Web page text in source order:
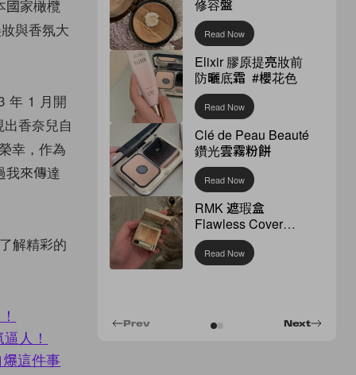
國家橄欖
與香氛大
年 1 月開
香奈兒自
幸，作為
我來傳達
解精彩的
人！
這件事
修容盤
Read Now
Elixir 膠原提亮妝前
防曬底霜 #櫻花色
Read Now
Clé de Peau Beauté
鑽光雲霧粉餅
Read Now
RMK 遮瑕盒
Flawless Cover
Concealer
Read Now
Next
Prev